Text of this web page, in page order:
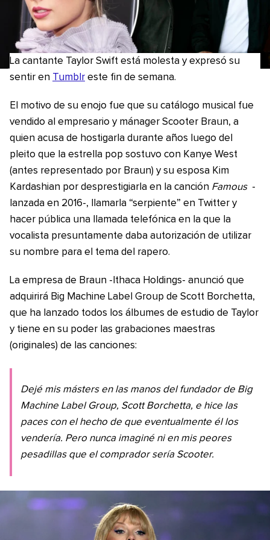
La cantante Taylor Swift está molesta y expresó su
sentir en Tumblr este fin de semana.
El motivo de su enojo fue que su catálogo musical fue
vendido al empresario y mánager Scooter Braun, a
quien acusa de hostigarla durante años luego del
pleito que la estrella pop sostuvo con Kanye West
(antes representado por Braun) y su esposa Kim
Kardashian por desprestigiarla en la canción Famous -
lanzada en 2016-, llamarla “serpiente” en Twitter y
hacer pública una llamada telefónica en la que la
vocalista presuntamente daba autorización de utilizar
su nombre para el tema del rapero.
La empresa de Braun -Ithaca Holdings- anunció que
adquirirá Big Machine Label Group de Scott Borchetta,
que ha lanzado todos los álbumes de estudio de Taylor
y tiene en su poder las grabaciones maestras
(originales) de las canciones:
Dejé mis másters en las manos del fundador de Big
Machine Label Group, Scott Borchetta, e hice las
paces con el hecho de que eventualmente él los
vendería. Pero nunca imaginé ni en mis peores
pesadillas que el comprador sería Scooter.